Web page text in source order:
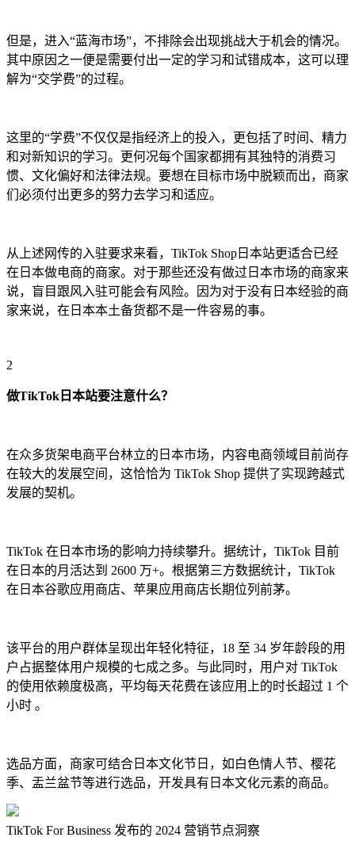
但是，进入“蓝海市场”，不排除会出现挑战大于机会的情况。
其中原因之一便是需要付出一定的学习和试错成本，这可以理
解为“交学费”的过程。
这里的“学费”不仅仅是指经济上的投入，更包括了时间、精力
和对新知识的学习。更何况每个国家都拥有其独特的消费习
惯、文化偏好和法律法规。要想在目标市场中脱颖而出，商家
们必须付出更多的努力去学习和适应。
从上述网传的入驻要求来看，TikTok Shop日本站更适合已经
在日本做电商的商家。对于那些还没有做过日本市场的商家来
说，盲目跟风入驻可能会有风险。因为对于没有日本经验的商
家来说，在日本本土备货都不是一件容易的事。
2
做TikTok日本站要注意什么？
在众多货架电商平台林立的日本市场，内容电商领域目前尚存
在较大的发展空间，这恰恰为 TikTok Shop 提供了实现跨越式
发展的契机。
TikTok 在日本市场的影响力持续攀升。据统计，TikTok 目前
在日本的月活达到 2600 万+。根据第三方数据统计，TikTok
在日本谷歌应用商店、苹果应用商店长期位列前茅。
该平台的用户群体呈现出年轻化特征，18 至 34 岁年龄段的用
户占据整体用户规模的七成之多。与此同时，用户对 TikTok
的使用依赖度极高，平均每天花费在该应用上的时长超过 1 个
小时 。
选品方面，商家可结合日本文化节日，如白色情人节、樱花
季、盂兰盆节等进行选品，开发具有日本文化元素的商品。
TikTok For Business 发布的 2024 营销节点洞察